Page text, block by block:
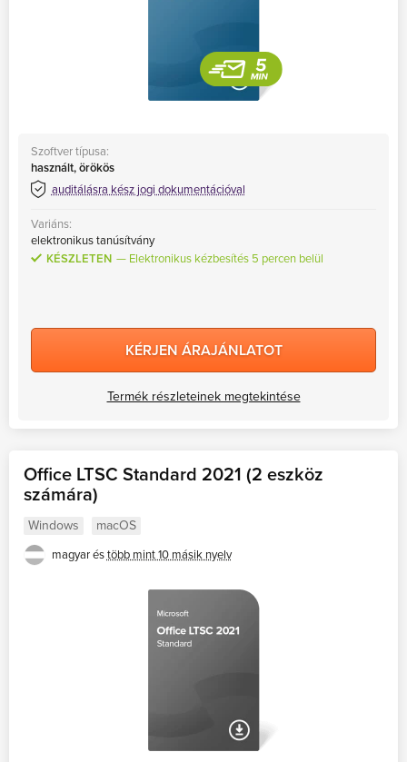
Szoftver típusa:
használt, örökös
auditálásra kész jogi dokumentációval
Variáns:
elektronikus tanúsítvány
KÉSZLETEN
Elektronikus kézbesítés 5 percen belül
KÉRJEN ÁRAJÁNLATOT
Termék részleteinek megtekintése
Office LTSC Standard 2021 (2 eszköz
számára)
Windows macOS
magyar éstöbb mint 10 másik nyelv